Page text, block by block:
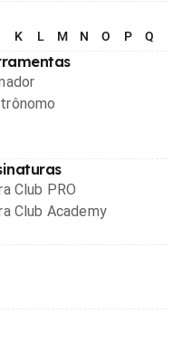
K L M N O P Q
Club PRO
Club Academy